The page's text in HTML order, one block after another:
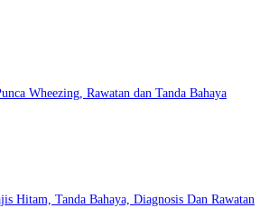
Wheezing, Rawatan dan Tanda Bahaya
Hitam, Tanda Bahaya, Diagnosis Dan Rawatan